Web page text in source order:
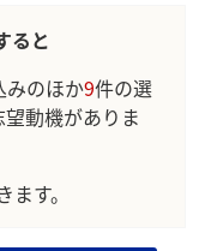
ると
みのほか9件の選
動機がありま
す。